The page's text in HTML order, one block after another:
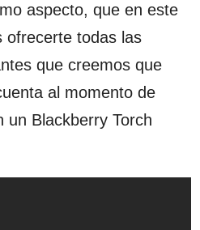
aspecto, que en este
ofrecerte todas las
que creemos que
al momento de
un Blackberry Torch